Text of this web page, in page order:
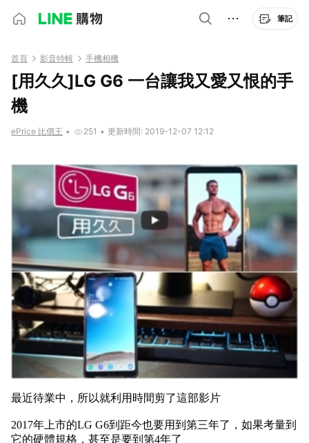
筆記
首頁 影音特輯 手機相機
[用久久]LG G6 一台讓我又愛又恨的手
機
ePrice 比價王 • 251 • 更新時間: 2019-12-07 12:12
最近待業中，所以就利用時間剪了這部影片
2017年上市的LG G6到距今也要用到第三年了，如果考量到
它的硬體規格，甚至是要到第4年了